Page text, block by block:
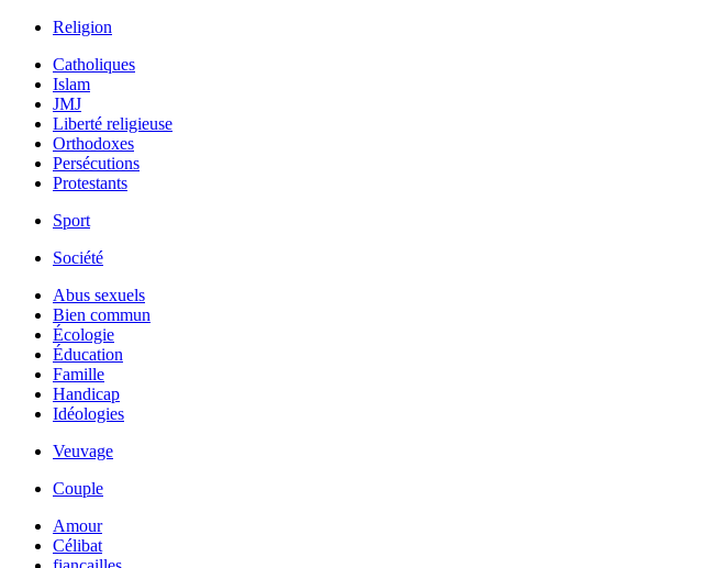
Religion
Catholiques
Islam
JMJ
Liberté religieuse
Orthodoxes
Persécutions
Protestants
Sport
Société
Abus sexuels
Bien commun
Écologie
Éducation
Famille
Handicap
Idéologies
Veuvage
Couple
Amour
Célibat